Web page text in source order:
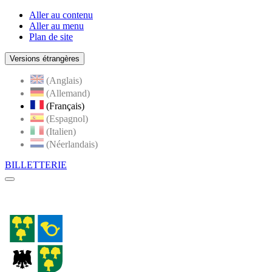
Aller au contenu
Aller au menu
Plan de site
Versions étrangères
(Anglais)
(Allemand)
(Français)
(Espagnol)
(Italien)
(Néerlandais)
BILLETTERIE
Menu